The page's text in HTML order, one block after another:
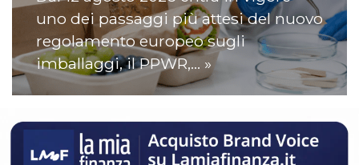
uno dei passaggi più attesi del nuovo
regolamento europeo sugli
imballaggi, il PPWR,… »